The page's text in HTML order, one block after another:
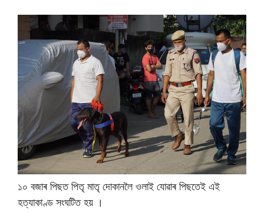
১০ বজাৰ পিছত পিতৃ মাতৃ দোকানলৈ ওলাই যোৱাৰ পিছতেই এই
হত্যাকাণ্ড সংঘটিত হয় ।